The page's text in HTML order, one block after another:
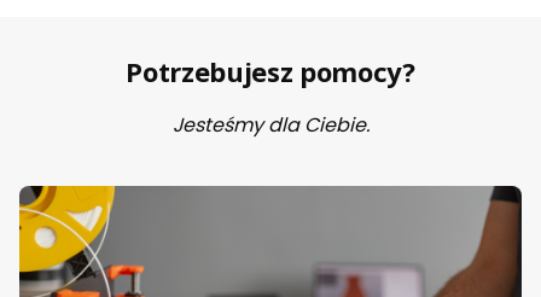
Potrzebujesz pomocy?
Jesteśmy dla Ciebie.